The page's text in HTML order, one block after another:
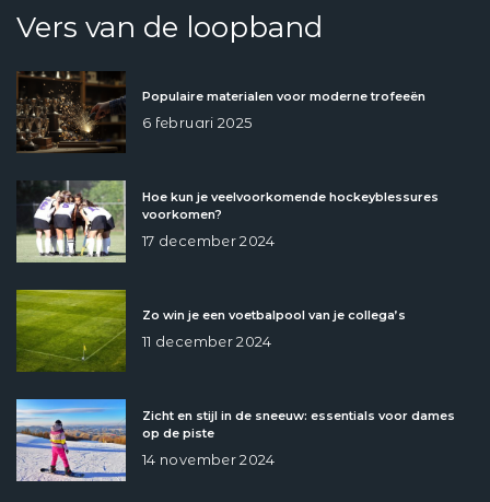
Vers van de loopband
Populaire materialen voor moderne trofeeën
6 februari 2025
Hoe kun je veelvoorkomende hockeyblessures
voorkomen?
17 december 2024
Zo win je een voetbalpool van je collega’s
11 december 2024
Zicht en stijl in de sneeuw: essentials voor dames
op de piste
14 november 2024